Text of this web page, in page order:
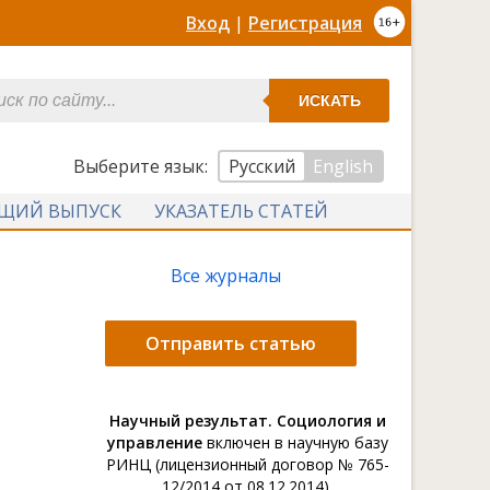
Вход | Регистрация
ИСКАТЬ
Выберите язык: Русский
English
ВЫПУСК
УКАЗАТЕЛЬ СТАТЕЙ
Все журналы
Отправить статью
Научный результат. Социология и
управлениевключен в научную базу
РИНЦ (лицензионный договор № 765-